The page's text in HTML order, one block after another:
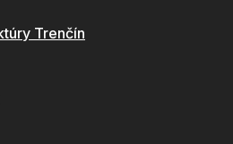
Trenčín